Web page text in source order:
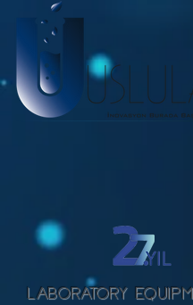
LABORATORY